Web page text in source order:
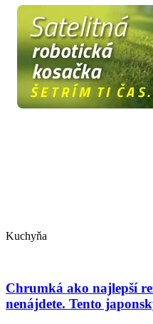
Kuchyňa
Chrumká ako najlepší
nenájdete. Tento